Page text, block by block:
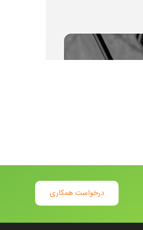
درخواست همکاری